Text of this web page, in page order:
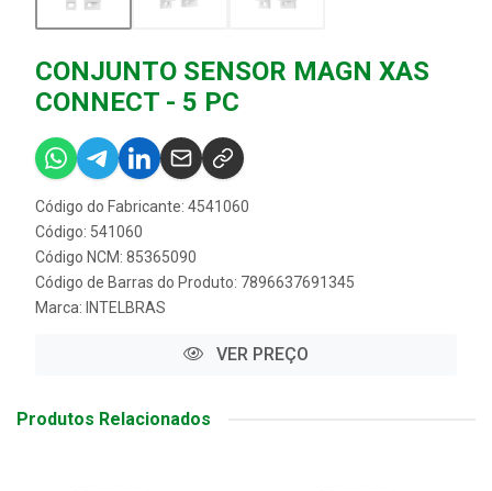
CONJUNTO SENSOR MAGN XAS
CONNECT - 5 PC
Código do Fabricante: 4541060
Código: 541060
Código NCM: 85365090
Código de Barras do Produto: 7896637691345
Marca: INTELBRAS
VER PREÇO
Produtos Relacionados